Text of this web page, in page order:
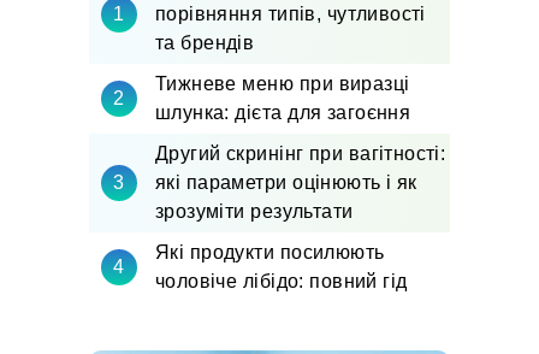
порівняння типів, чутливості
та брендів
Тижневе меню при виразці
шлунка: дієта для загоєння
Другий скринінг при вагітності:
які параметри оцінюють і як
зрозуміти результати
Які продукти посилюють
чоловіче лібідо: повний гід